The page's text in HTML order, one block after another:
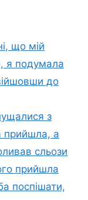
що мій
я подумала
до
з
прийшла, а
сльози
прийшла
поспішати,